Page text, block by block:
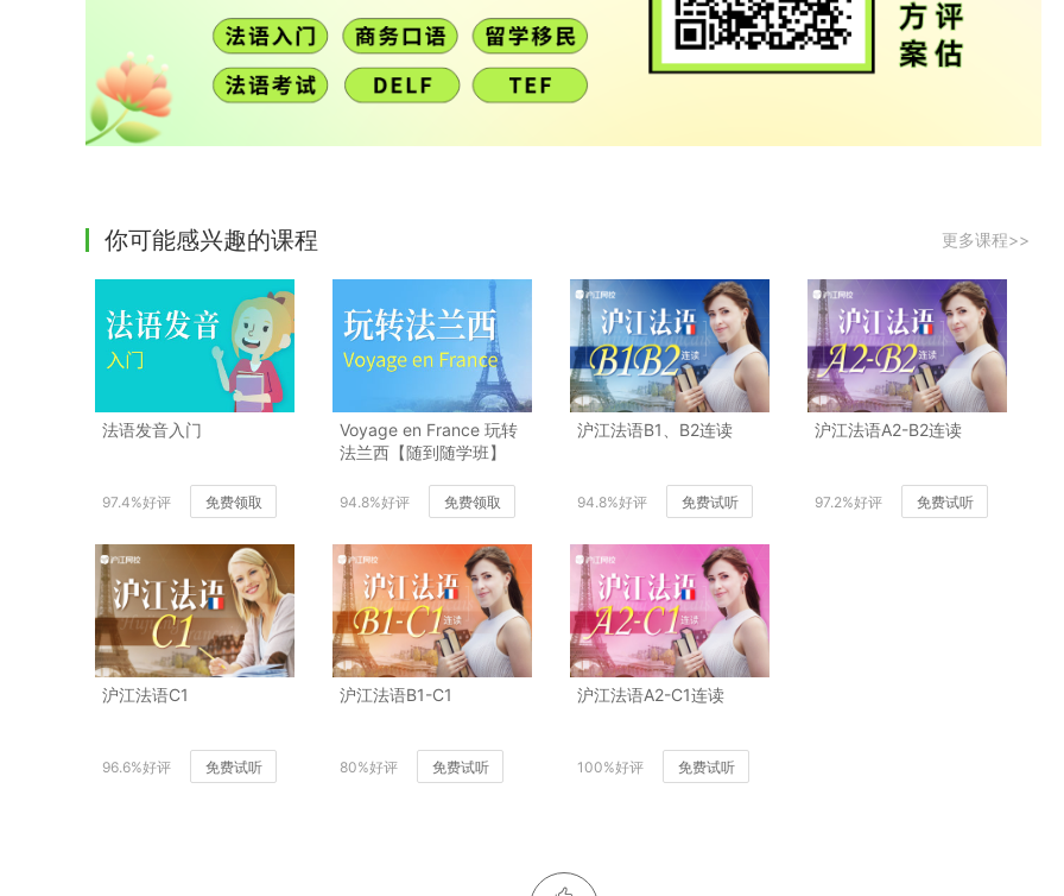
你可能感兴趣的课程 更多课程>>
法语发音入门
97.4%好评 免费领取
Voyage en France 玩转
法兰西【随到随学班】
94.8%好评 免费领取
沪江法语B1、B2连读
94.8%好评 免费试听
沪江法语A2-B2连读
97.2%好评 免费试听
沪江法语C1
96.6%好评 免费试听
沪江法语B1-C1
80%好评 免费试听
沪江法语A2-C1连读
100%好评 免费试听